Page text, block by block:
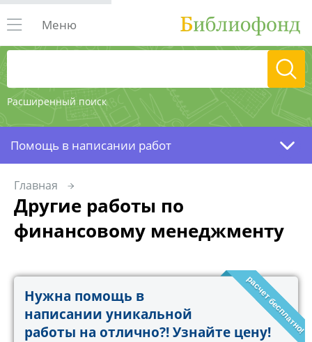
Расширенный поиск
Меню
Помощь в написании работ
Главная
Другие работы по
финансовому менеджменту
расчет бесплатно!
Нужна помощь в
написании уникальной
работы на отлично?! Узнайте цену!